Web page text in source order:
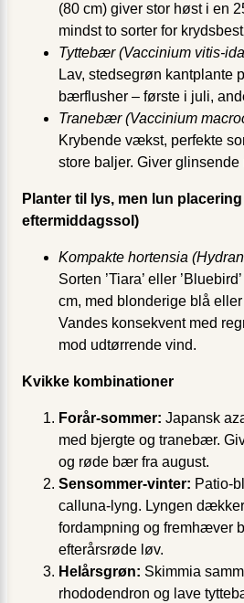
(80 cm) giver stor høst i en
mindst to sorter for
Tyttebær (Vaccinium vitis-
Lav, stedsegrøn kantplante
bærflusher – første i juli,
Tranebær (Vaccinium
Krybende vækst, perfekte
store baljer. Giver
Planter til lys, men lun
eftermiddagssol)
Kompakte hortensia
Sorten ’Tiara’ eller
cm, med blonderige blå
Vandes konsekvent med
mod udtørrende vind.
Kvikke kombinationer
Forår-sommer: Japansk
med bjergte og tranebær.
og røde bær fra august.
Sensommer-vinter: Patio-
calluna-lyng. Lyngen
fordampning og fremhæver
efterårsrøde løv.
Helårsgrøn: Skimmia
rhododendron og lave